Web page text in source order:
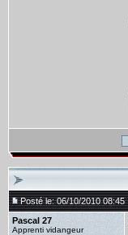
Posté le: 06/10/2010 08:45
Pascal 27
Apprenti vidangeur